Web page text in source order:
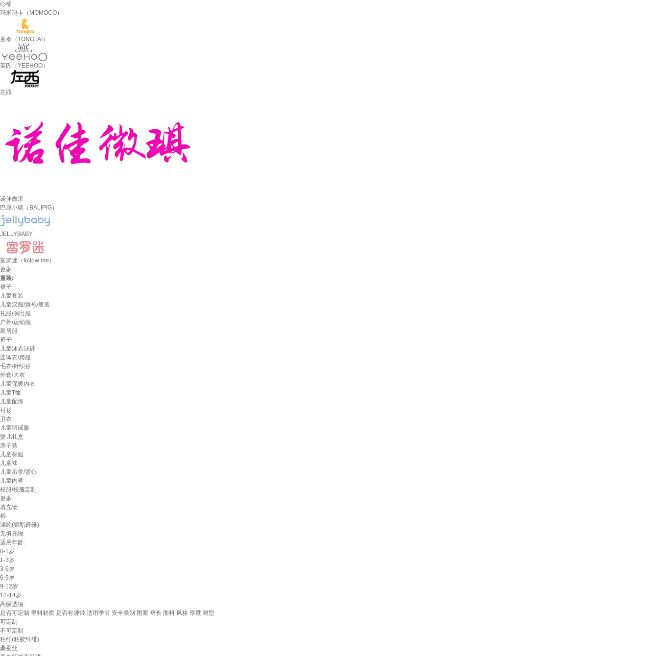
心楠
玛米玛卡（MOMOCO）
童泰（TONGTAI）
英氏（YEEHOO）
左西
诺佳微淇
巴厘小猪（BALIPIG）
JELLYBABY
富罗迷（follow me）
更多
童装:
裙子
儿童套装
儿童汉服/旗袍/唐装
礼服/演出服
户外/运动服
家居服
裤子
儿童泳衣泳裤
连体衣/爬服
毛衣/针织衫
外套/大衣
儿童保暖内衣
儿童T恤
儿童配饰
衬衫
卫衣
儿童羽绒服
婴儿礼盒
亲子装
儿童棉服
儿童袜
儿童吊带/背心
儿童内裤
校服/校服定制
更多
填充物:
棉
涤纶(聚酯纤维)
无填充物
适用年龄:
0-1岁
1-3岁
3-6岁
6-9岁
9-12岁
12-14岁
高级选项:
是否可定制 里料材质 是否有腰带 适用季节 安全类别 图案 裙长 面料 风格 厚度 裙型
可定制
不可定制
粘纤(粘胶纤维)
桑蚕丝